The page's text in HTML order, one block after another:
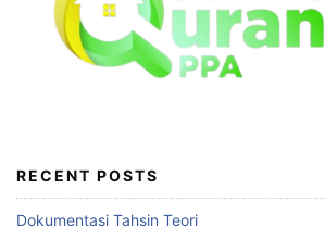
RECENT POSTS
Dokumentasi Tahsin Teori